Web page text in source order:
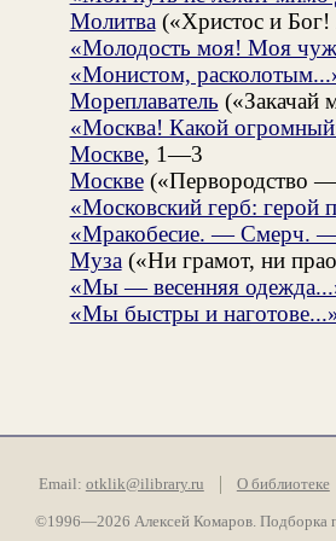
Молитва («Христос и
«Молодость моя! Моя
«Монистом,
Мореплаватель («Закачай
«Москва! Какой
Москве, 1—3
Москве(«Первородство —
«Московский герб: герой
«Мракобесие. — Смерч.
Муза («Ни грамот, ни
«Мы — весенняя
«Мы быстры и
Email: otklik@ilibrary.ru О библиотеке
©1996—2026 Алексей Комаров. Подборка